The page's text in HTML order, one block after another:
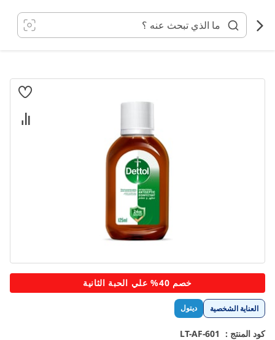
المحتوى
العناية الشخصية ديتول
كود المنتج : LT-AF-601
انتقل
تخطي
إلى
بداية
معرض
الصور
خصم 40% علي الحبة الثانية